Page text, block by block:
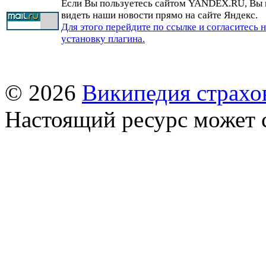
Если Вы пользуетесь сайтом YANDEX.RU, Вы
видеть наши новости прямо на сайте Яндекс.
Для этого перейдите по ссылке и согласитесь
установку плагина.
© 2026 Википедия
Настоящий ресурс может